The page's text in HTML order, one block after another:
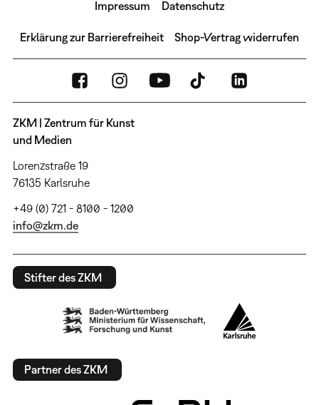
Impressum Datenschutz
Erklärung zur Barrierefreiheit Shop-Vertrag widerrufen
ZKM | Zentrum für Kunst
und Medien
Lorenzstraße 19
76135 Karlsruhe
+49 (0) 721 - 8100 - 1200
info@zkm.de
Stifter des ZKM
Partner des ZKM